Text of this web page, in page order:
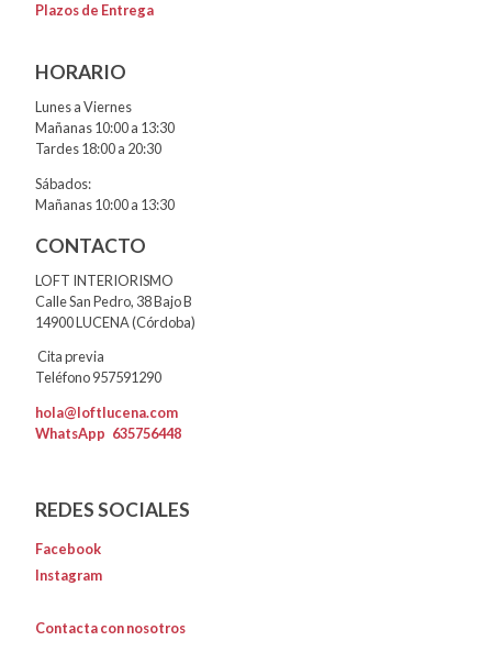
Plazos de Entrega
HORARIO
Lunes a Viernes
Mañanas 10:00 a 13:30
Tardes 18:00 a 20:30
Sábados:
Mañanas 10:00 a 13:30
CONTACTO
LOFT INTERIORISMO
Calle San Pedro, 38 Bajo B
14900 LUCENA (Córdoba)
Cita previa
Teléfono 957591290
hola@loftlucena.com
WhatsApp 635756448
REDES SOCIALES
Facebook
Instagram
Contacta con nosotros